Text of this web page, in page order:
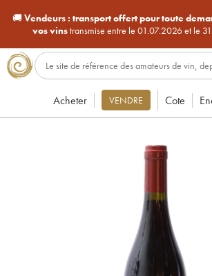
🚚Vendeurs : transport offert pour toute
vos vinstransmise entre le 01.07.2026 et le
Acheter VENDRE Cote